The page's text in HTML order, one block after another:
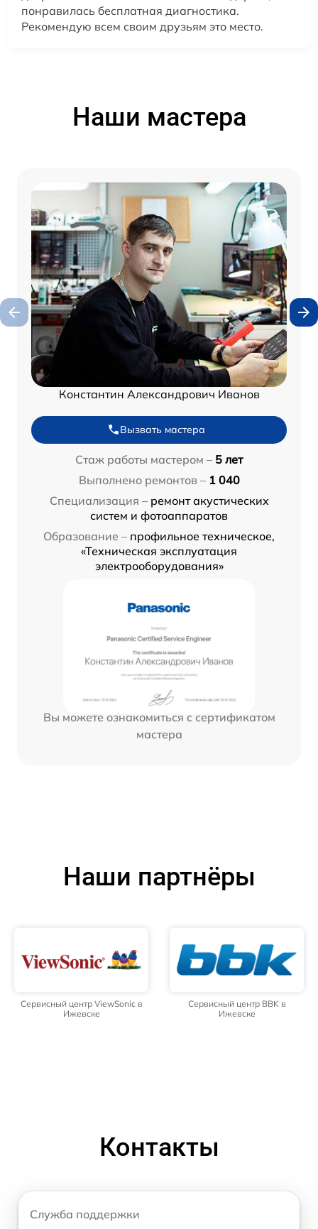
понравилась бесплатная диагностика.
Рекомендую всем своим друзьям это место.
Наши мастера
Константин Александрович Иванов
Вызвать мастера
Стаж работы мастером – 5 лет
Выполнено ремонтов – 1 040
Специализация – ремонт акустических
систем и фотоаппаратов
Образование – профильное техническое,
«Техническая эксплуатация
электрооборудования»
Вы можете ознакомиться с сертификатом
мастера
Наши партнёры
Сервисный центр ViewSonic в
Ижевске
Сервисный центр BBK в
Ижевске
Контакты
Служба поддержки